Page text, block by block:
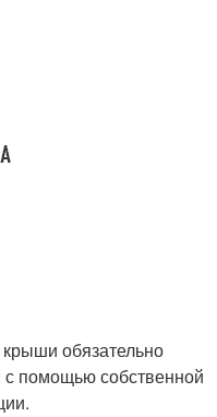
обязательно
помощью собственной